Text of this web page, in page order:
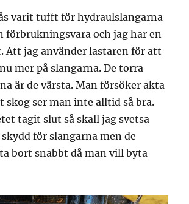
varit tufft för hydraulslangarna
förbrukningsvara och jag har en
Att jag använder lastaren för att
mer på slangarna. De torra
är de värsta. Man försöker akta
skog ser man inte alltid så bra.
tagit slut så skall jag svetsa
för slangarna men de
bort snabbt då man vill byta